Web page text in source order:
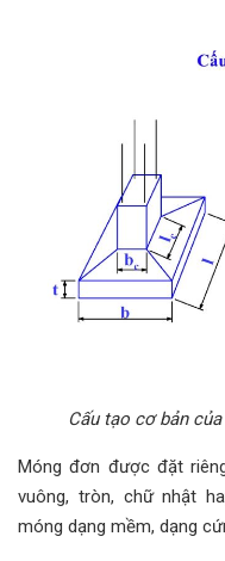
Cấu tạo cơ bản
Móng đơn được đặt
vuông, tròn, chữ nhật
móng dạng mềm, dạng